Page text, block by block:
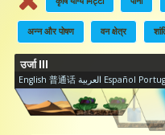
अन्न और पोषण वन क्षेत्र
उर्जा III
English 普通话 العربية Español